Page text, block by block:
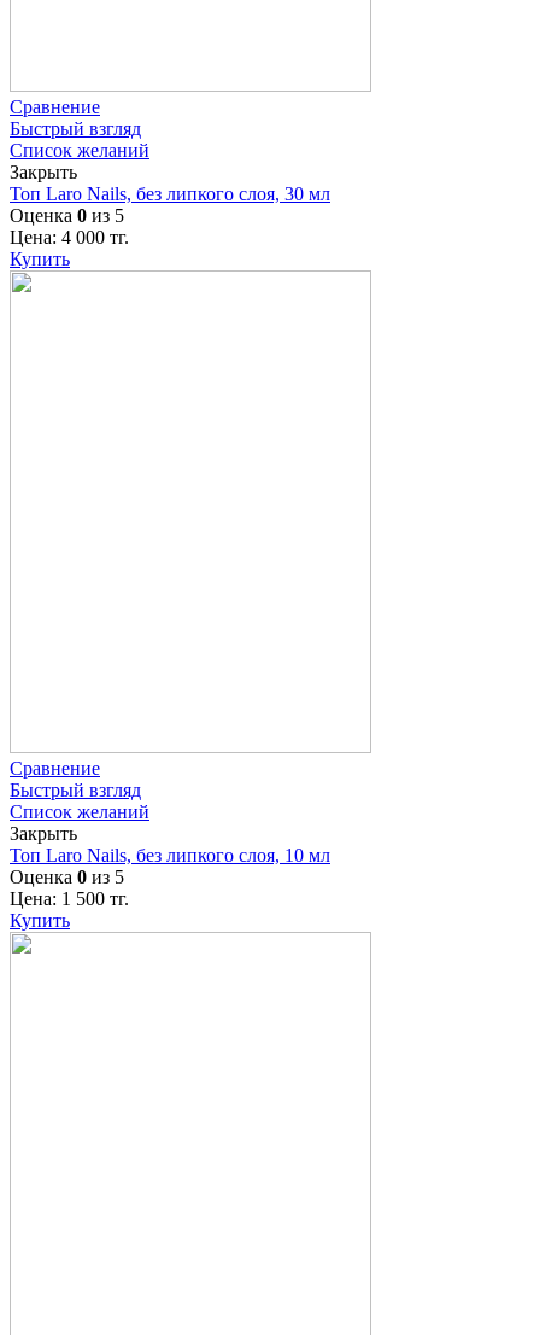
Сравнение
Быстрый взгляд
Список желаний
Закрыть
Топ Laro Nails, без липкого слоя, 30 мл
Оценка 0 из 5
Цена: 4 000 тг.
Купить
Сравнение
Быстрый взгляд
Список желаний
Закрыть
Топ Laro Nails, без липкого слоя, 10 мл
Оценка 0 из 5
Цена: 1 500 тг.
Купить